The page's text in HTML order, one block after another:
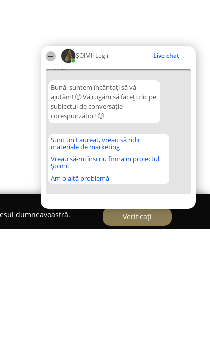
ȘOIMII Legii Live chat
02:40
Bună, suntem încântați să vă
ajutăm! 🙂 Vă rugăm să faceți clic pe
subiectul de conversație
corespunzător! 🙂
Sunt un Laureat, vreau să ridic
materiale de marketing
Vreau să-mi înscriu firma in proiectul
Șoimii
Am o altă problemă
dumneavoastră.
Verificați